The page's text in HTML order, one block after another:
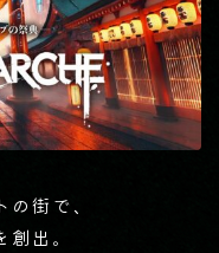
街で、
出。